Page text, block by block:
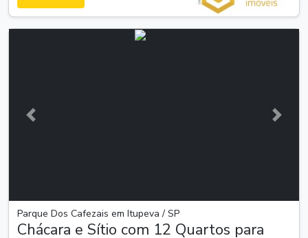
Anterior
Parque Dos Cafezais em Itupeva / SP
Chácara e Sítio com 12 Quartos para